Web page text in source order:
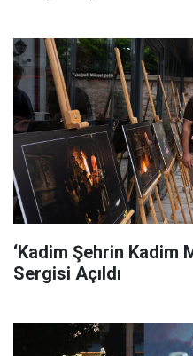
‘Kadim Şehrin Kadim
Sergisi Açıldı